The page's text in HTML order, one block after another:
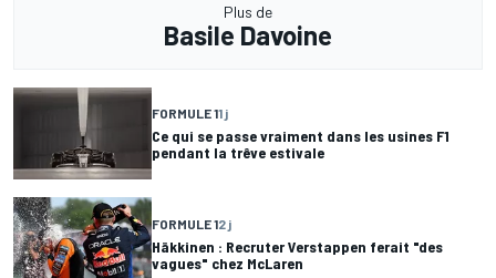
Plus de
Basile Davoine
FORMULE 11 j
Ce qui se passe vraiment dans les usines F1
pendant la trêve estivale
FORMULE 12 j
Häkkinen : Recruter Verstappen ferait "des
vagues" chez McLaren